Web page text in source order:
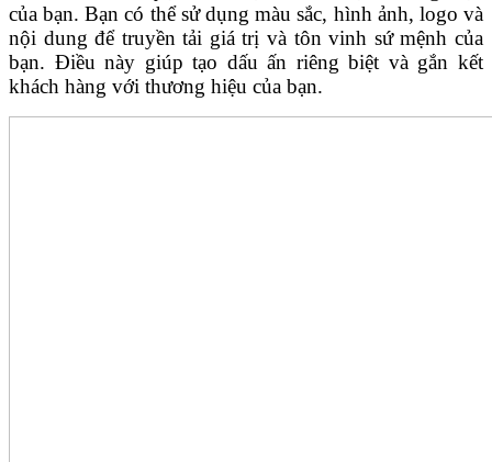
của bạn. Bạn có thể sử dụng màu sắc, hình ảnh, logo và
nội dung để truyền tải giá trị và tôn vinh sứ mệnh của
bạn. Điều này giúp tạo dấu ấn riêng biệt và gắn kết
khách hàng với thương hiệu của bạn.